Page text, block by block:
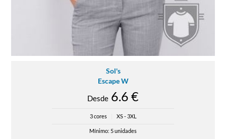
Sol's
Escape W
Desde 6.6 €
3 cores XS - 3XL
Mínimo: 5 unidades